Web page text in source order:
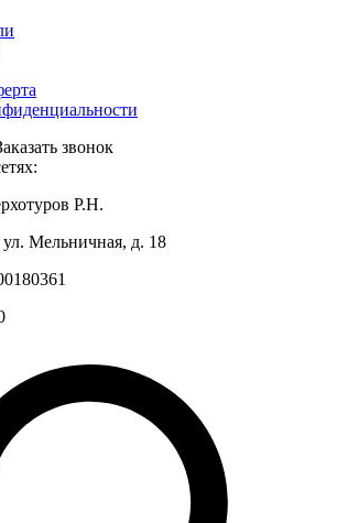
звонок
Р.Н.
ул. Мельничная, д. 18